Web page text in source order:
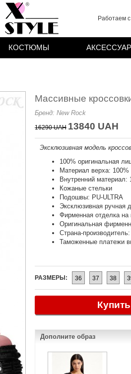
Работаем с
Массивные
Бренд: New Rock
16290 UAH 13840 UAH
Эксклюзивная модель
100% оригинальная
Материал верха:
Внутренний материал:
Кожаные стельки
Подошвы: PU-ULTRA
Эксклюзивная ручная
Фирменная отделка на
Оригинальная
Страна-
Таможенные платежи
РАЗМЕРЫ: 36 37 38
Купить
Дополните образ
КОСТЮМЫ